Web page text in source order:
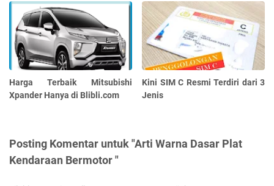
Harga Terbaik Mitsubishi
Xpander Hanya di Blibli.com
Kini SIM C Resmi Terdiri dari 3
Jenis
Posting Komentar untuk "Arti Warna Dasar Plat
Kendaraan Bermotor "